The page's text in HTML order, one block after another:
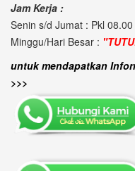
Jam Kerja :
Senin s/d Jumat : Pkl
Minggu/Hari Besar :
untuk mendapatkan
>>>